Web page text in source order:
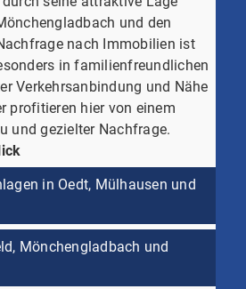
und den
nach Immobilien ist
in familienfreundlichen
Verkehrsanbindung und Nähe
profitieren hier von einem
und gezielter Nachfrage.
in Oedt, Mülhausen und
Mönchengladbach und